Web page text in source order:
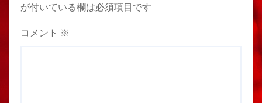
が付いている欄は必須項目です
コメント ※